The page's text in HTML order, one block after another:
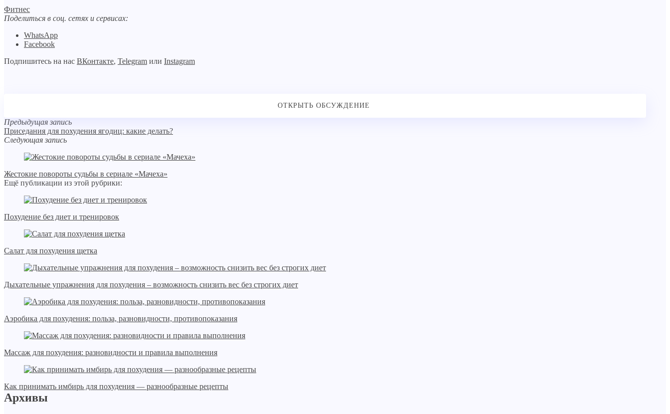
Фитнес
Поделиться в соц. сетях и сервисах:
WhatsApp
Facebook
Подпишитесь на нас ВКонтакте, Telegram или Instagram
Предыдущая запись
Приседания для похудения ягодиц: какие делать?
Следующая запись
Жестокие повороты судьбы в сериале «Мачеха»
Ещё публикации из этой рубрики:
Похудение без диет и тренировок
Салат для похудения щетка
Дыхательные упражнения для похудения – возможность снизить вес без строгих диет
Аэробика для похудения: польза, разновидности, противопоказания
Массаж для похудения: разновидности и правила выполнения
Как принимать имбирь для похудения — разнообразные рецепты
Архивы